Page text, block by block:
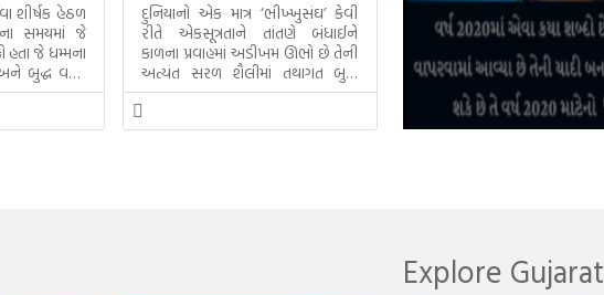
શીર્ષક હેઠળ
સમયમાં જે
જે ધમ્મના
બુદ્ધ વચ્ચે
મળે છે.
દુનિયાનો એક માત્ર ‘ભીખ્ખુસંઘ’ કેવી
રીતે એકસૂત્રતાને તાંતણે બંધાઈને
કાળના પ્રવાહમાં અડીખમ ઊભો છે તેની
અત્યંત સરળ શૈલીમાં તથાગત બુદ્ધે
કરેલી દેશના સમાવતો મૂલ્યવાન ગ્રંથ
Explore Gujarat